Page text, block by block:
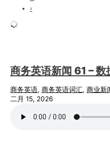
›
商务英语新闻 61 – 数
商务英语,商务英语词汇,商业新
二月 15, 2026